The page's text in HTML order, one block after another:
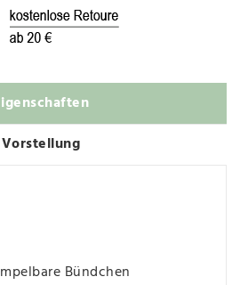
Vorstellung
Bündchen